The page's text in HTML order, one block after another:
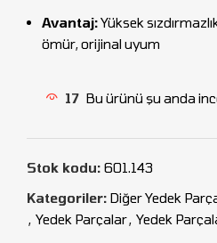
Avantaj:Yüksek
ömür, orijinal uyum
17 Bu ürünü şu anda
Stok kodu: 601.143
Kategoriler: Diğer Yedek
, Yedek Parçalar, Yedek